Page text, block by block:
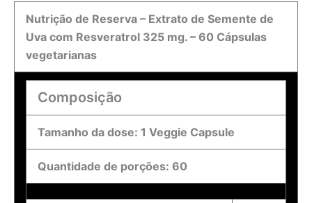
Nutrição de Reserva – Extrato de Semente de
Uva com Resveratrol 325 mg. – 60 Cápsulas
vegetarianas
Composição
Tamanho da dose: 1 Veggie Capsule
Quantidade de porções: 60